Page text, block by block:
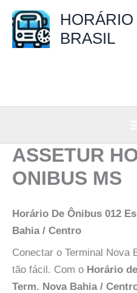
para
BRASIL
ASSETUR
ONIBUS MS
Horário De Ônibus 012
Bahia / Centro
Conectar o Terminal Nova
tão fácil. Com o Horário
Term. Nova Bahia /